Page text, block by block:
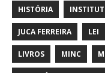
HISTÓRIA
JUCA FERREIRA LEI
LIVROS MINC